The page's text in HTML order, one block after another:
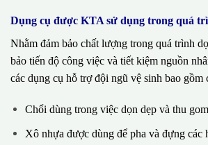
Dụng cụ được KTA sử dụng trong quá
Nhằm đảm bảo chất lượng trong quá trình
bảo tiến độ công việc và tiết kiệm nguồn
các dụng cụ hỗ trợ đội ngũ vệ sinh bao gồm
Chổi dùng trong việc dọn dẹp và thu
Xô nhựa được dùng để pha và đựng các